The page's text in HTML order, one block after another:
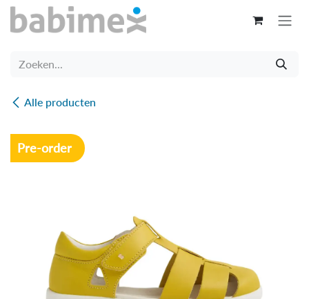
Overslaan naar inhoud
Alle producten
Pre-order